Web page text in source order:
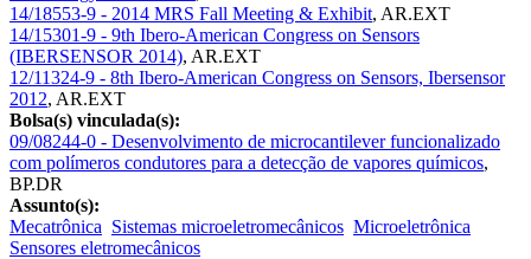
14/18553-9 - 2014 MRS Fall Meeting & Exhibit, AR.EXT
14/15301-9 - 9th Ibero-American Congress on Sensors
(IBERSENSOR 2014), AR.EXT
12/11324-9 - 8th Ibero-American Congress on Sensors, Ibersensor
2012, AR.EXT
Bolsa(s) vinculada(s):
09/08244-0 - Desenvolvimento de microcantilever funcionalizado
com polímeros condutores para a detecção de vapores químicos,
BP.DR
Assunto(s):
Mecatrônica Sistemas microeletromecânicos Microeletrônica
Sensores eletromecânicos